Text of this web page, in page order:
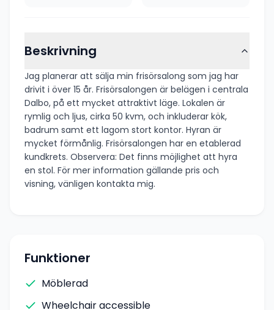
Beskrivning
Jag planerar att sälja min frisörsalong som jag har
drivit i över 15 år. Frisörsalongen är belägen i centrala
Dalbo, på ett mycket attraktivt läge. Lokalen är
rymlig och ljus, cirka 50 kvm, och inkluderar kök,
badrum samt ett lagom stort kontor. Hyran är
mycket förmånlig. Frisörsalongen har en etablerad
kundkrets. Observera: Det finns möjlighet att hyra
en stol. För mer information gällande pris och
visning, vänligen kontakta mig.
Funktioner
Möblerad
Wheelchair accessible